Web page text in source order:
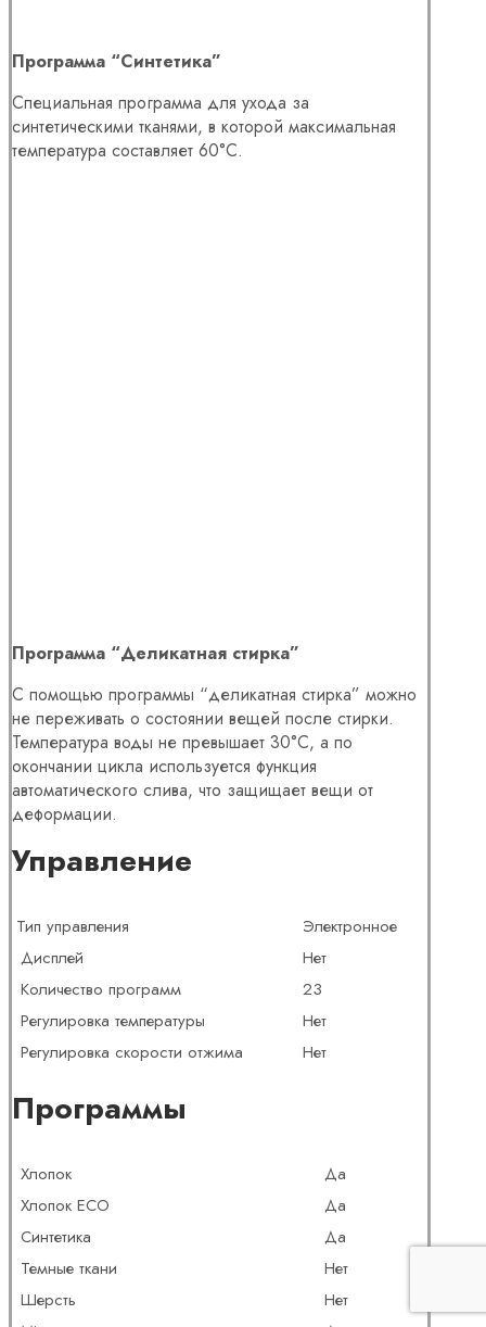
Программа “Синтетика”
Специальная программа для ухода за
синтетическими тканями, в которой максимальная
температура составляет 60°C.
Программа “Деликатная стирка”
С помощью программы “деликатная стирка” можно
не переживать о состоянии вещей после стирки.
Температура воды не превышает 30°C, а по
окончании цикла используется функция
автоматического слива, что защищает вещи от
деформации.
Управление
Тип управления
Электронное
Дисплей
Нет
Количество программ
23
Регулировка температуры
Нет
Регулировка скорости отжима
Нет
Программы
Хлопок
Да
Хлопок ECO
Да
Синтетика
Да
Темные ткани
Нет
Шерсть
Нет